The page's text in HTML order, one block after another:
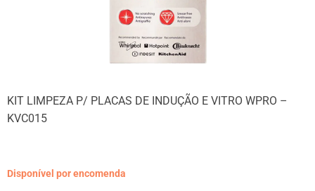
KIT LIMPEZA P/ PLACAS DE INDUÇÃO E VITRO WPRO –
KVC015
Disponível por encomenda